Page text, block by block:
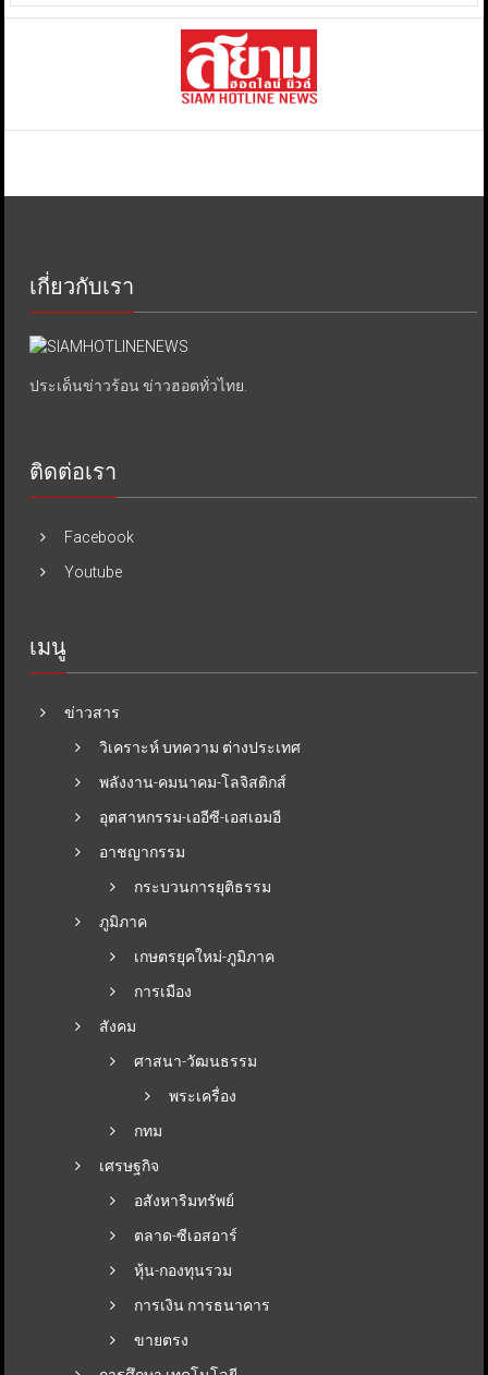
เกี่ยวกับเรา
ประเด็นข่าวร้อน ข่าวฮอตทั่วไทย.
ติดต่อเรา
Facebook
Youtube
เมนู
ข่าวสาร
วิเคราะห์ บทความ ต่างประเทศ
พลังงาน-คมนาคม-โลจิสติกส์
อุตสาหกรรม-เออีซี-เอสเอมอี
อาชญากรรม
กระบวนการยุติธรรม
ภูมิภาค
เกษตรยุคใหม่-ภูมิภาค
การเมือง
สังคม
ศาสนา-วัฒนธรรม
พระเครื่อง
กทม
เศรษฐกิจ
อสังหาริมทรัพย์
ตลาด-ซีเอสอาร์
หุ้น-กองทุนรวม
การเงิน การธนาคาร
ขายตรง